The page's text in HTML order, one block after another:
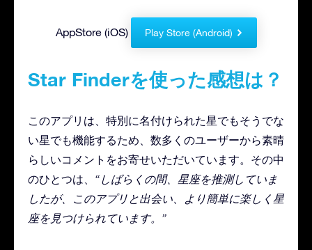
AppStore (iOS) Play Store (Android)
Star Finderを使った感想は？
このアプリは、特別に名付けられた星でもそうでな
い星でも機能するため、数多くのユーザーから素晴
らしいコメントをお寄せいただいています。その中
のひとつは、 “しばらくの間、星座を推測していま
したが、このアプリと出会い、より簡単に楽しく星
座を見つけられています。”